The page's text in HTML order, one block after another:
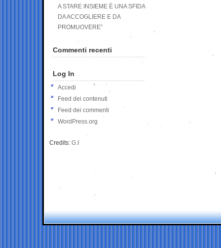
A STARE INSIEME È UNA SFIDA
DA ACCOGLIERE E DA
PROMUOVERE”
Commenti recenti
Log In
Accedi
Feed dei contenuti
Feed dei commenti
WordPress.org
Credits: G.I